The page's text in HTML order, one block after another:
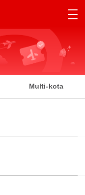
Multi-kota